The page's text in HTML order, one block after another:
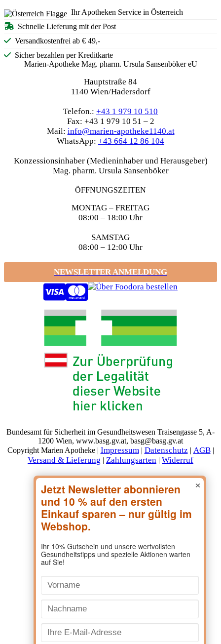
Ihr Apotheken Service in Österreich
Schnelle Lieferung mit der Post
Versandkostenfrei ab € 49,-
Sicher bezahlen per Kreditkarte
Marien-Apotheke Mag. pharm. Ursula Sansenböker eU
Hauptstraße 84
1140 Wien/Hadersdorf
Telefon.: +43 1 979 10 510
Fax: +43 1 979 10 51 – 2
Mail: info@marien-apotheke1140.at
WhatsApp: +43 664 12 86 104
Konzessionsinhaber (Medieninhaber und Herausgeber)
Mag. pharm. Ursula Sansenböker
ÖFFNUNGSZEITEN
MONTAG – FREITAG
08:00 – 18:00 Uhr
SAMSTAG
08:00 – 12:00 Uhr
NEWSLETTER ANMELDUNG
Bundesamt für Sicherheit im Gesundheitswesen Traisengasse 5, A-
1200 Wien, www.basg.gv.at, basg@basg.gv.at
Copyright Marien Apotheke | Impressum | Datenschutz | AGB|
Versand & Lieferung | Zahlungsarten | Widerruf
×